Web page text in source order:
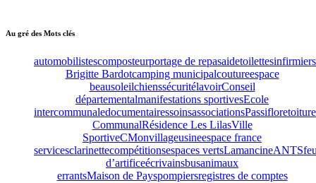
Au gré des Mots clés
automobilistescomposteurportage de repasaidetoilettesinfirmiers
Brigitte Bardotcamping municipalcoutureespace
beausoleilchienssécuritélavoirConseil
départementalmanifestations sportivesEcole
intercommunaledocumentairessoinsassociationsPassiflore
CommunalRésidence Les LilasVille
SportiveCMonvillageusineespace france
servicesclarinettecompétitionsespaces vertsLamancineANTS
d’artificeécrivainsbusanimaux
errantsMaison de Payspompiersregistres de comptes